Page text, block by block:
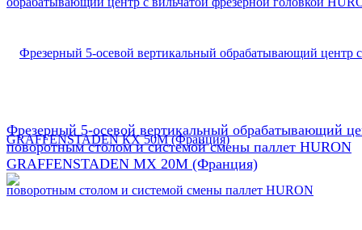
Фрезерный 5-осевой вертикальный обрабатывающий
поворотным столом и системой смены паллет HURON
GRAFFENSTADEN МX 20М (Франция)